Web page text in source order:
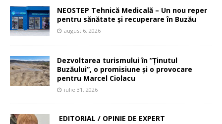
NEOSTEP Tehnică Medicală – Un nou reper
pentru sănătate și recuperare în Buzău
august 6, 2026
Dezvoltarea turismului în ”Ținutul
Buzăului”, o promisiune și o provocare
pentru Marcel Ciolacu
iulie 31, 2026
EDITORIAL / OPINIE DE EXPERT